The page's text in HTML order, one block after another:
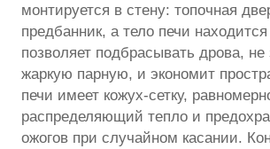
монтируется в стену: топочная
предбанник, а тело печи
позволяет подбрасывать дрова, не
жаркую парную, и экономит
печи имеет кожух-сетку,
распределяющий тепло и
ожогов при случайном касании.